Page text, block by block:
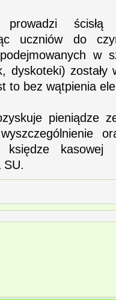
prowadzi
uczniów do
w
dyskoteki) zostały
to bez wątpienia
pieniądze
księdze kasowej
SU.